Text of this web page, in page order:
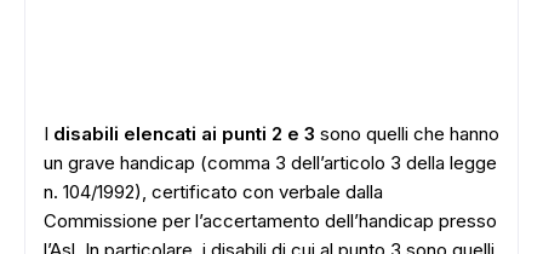
I disabili elencati ai punti 2 e 3 sono quelli che hanno
un grave handicap (comma 3 dell’articolo 3 della legge
n. 104/1992), certificato con verbale dalla
Commissione per l’accertamento dell’handicap presso